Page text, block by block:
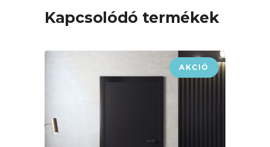
Kapcsolódó termékek
AKCIÓ